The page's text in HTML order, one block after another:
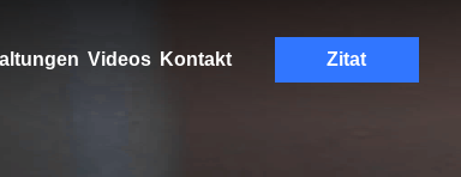
Videos Kontakt Zitat